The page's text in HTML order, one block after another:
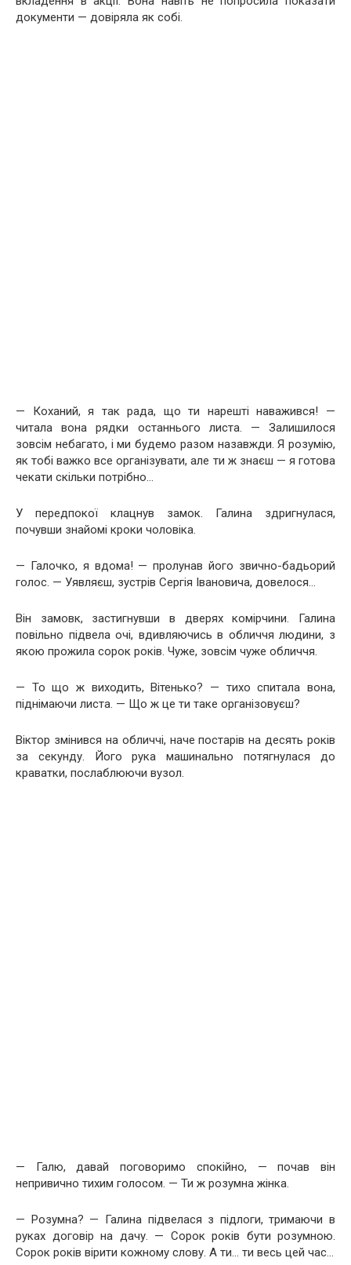
документи — довіряла як собі.
— Коханий, я так рада, що ти нарешті наважився! —
читала вона рядки останнього листа. — Залишилося
зовсім небагато, і ми будемо разом назавжди. Я розумію,
як тобі важко все організувати, але ти ж знаєш — я готова
чекати скільки потрібно…
У передпокої клацнув замок. Галина здригнулася,
почувши знайомі кроки чоловіка.
— Галочко, я вдома! — пролунав його звично-бадьорий
голос. — Уявляєш, зустрів Сергія Івановича, довелося…
Він замовк, застигнувши в дверях комірчини. Галина
повільно підвела очі, вдивляючись в обличчя людини, з
якою прожила сорок років. Чуже, зовсім чуже обличчя.
— То що ж виходить, Вітенько? — тихо спитала вона,
піднімаючи листа. — Що ж це ти таке організовуєш?
Віктор змінився на обличчі, наче постарів на десять років
за секунду. Його рука машинально потягнулася до
краватки, послаблюючи вузол.
— Галю, давай поговоримо спокійно, — почав він
непривично тихим голосом. — Ти ж розумна жінка.
— Розумна? — Галина підвелася з підлоги, тримаючи в
руках договір на дачу. — Сорок років бути розумною.
Сорок років вірити кожному слову. А ти… ти весь цей час…